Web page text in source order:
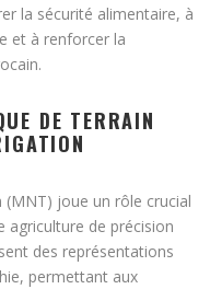
la sécurité alimentaire, à
et à renforcer la
DE TERRAIN
joue un rôle crucial
agriculture de précision
des représentations
permettant aux